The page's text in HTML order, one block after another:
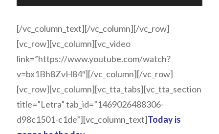
de
áudio
[/vc_column_text][/vc_column][/vc_row]
[vc_row][vc_column][vc_video
link=”https://www.youtube.com/watch?
v=bx1Bh8ZvH84″][/vc_column][/vc_row]
[vc_row][vc_column][vc_tta_tabs][vc_tta_section
title=”Letra” tab_id=”1469026488306-
d98c1501-c1de”][vc_column_text]Today is